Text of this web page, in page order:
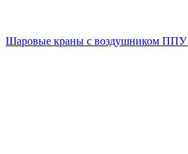
Шаровые краны с воздушником ППУ